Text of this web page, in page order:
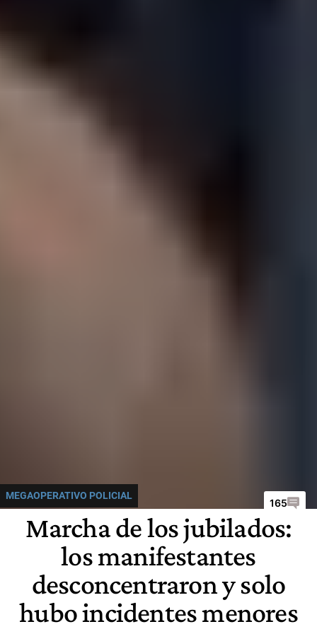
MEGAOPERATIVO POLICIAL
165
Marcha de los jubilados:
los manifestantes
desconcentraron y solo
hubo incidentes menores